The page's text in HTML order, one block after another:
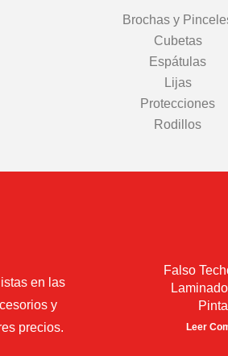
Brochas y
Cubetas
Espátulas
Lijas
Protecciones
Rodillos
en las
y
precios.
Falso
Leer